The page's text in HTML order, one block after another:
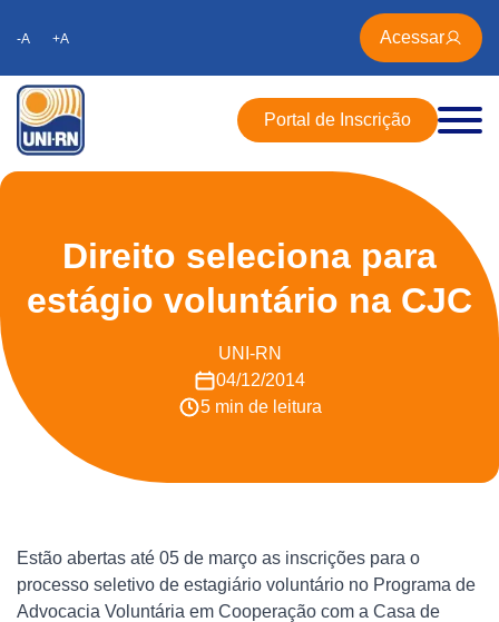
-A +A Acessar
Portal de Inscrição
Direito seleciona para
estágio voluntário na CJC
UNI-RN
04/12/2014
5 min de leitura
Estão abertas até 05 de março as inscrições para o
processo seletivo de estagiário voluntário no Programa de
Advocacia Voluntária em Cooperação com a Casa de